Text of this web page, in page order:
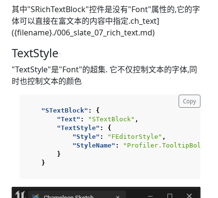
其中"SRichTextBlock"控件是没有"Font"属性的,它的字
体可以直接在富文本的内容中指定.ch_text]
({filename}./006_slate_07_rich_text.md)
TextStyle
"TextStyle"是"Font"的超集. 它不仅控制文本的字体,同
时也控制文本的颜色
"STextBlock" :
{
"Text" : "STextBlock" ,
"TextStyle" :
{
"Style" : "FEditorStyle" ,
"StyleName" :
"Profiler.TooltipBold"
}
}
Copy